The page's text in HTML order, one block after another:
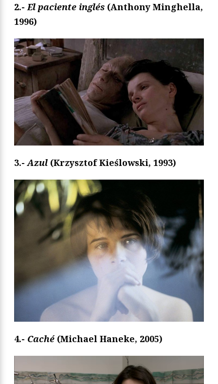
2.-El paciente inglés (Anthony Minghella,
1996)
3.-Azul (Krzysztof Kieślowski, 1993)
4.- Caché(Michael Haneke, 2005)